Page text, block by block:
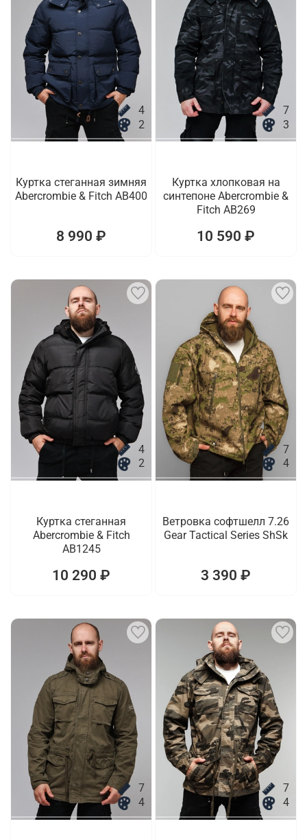
4
2
Куртка стеганная зимняя
Abercrombie & Fitch AB400
8 990 ₽
7
3
Куртка хлопковая на
синтепоне Abercrombie &
Fitch AB269
10 590 ₽
4
2
Куртка стеганная
Abercrombie & Fitch
AB1245
10 290 ₽
7
4
Ветровка софтшелл 7.26
Gear Tactical Series ShSk
3 390 ₽
7
4
7
4